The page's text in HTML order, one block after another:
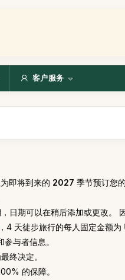
客户服务
即将到来的 2027 季节预订您
日期可以在稍后添加或更改
，4 天徒步旅行的每人固定金额为
与者信息。
终决定。
的保障。